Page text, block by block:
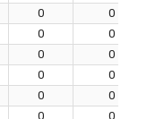
0
0
0
0
0
0
0
0
0
0
0
0